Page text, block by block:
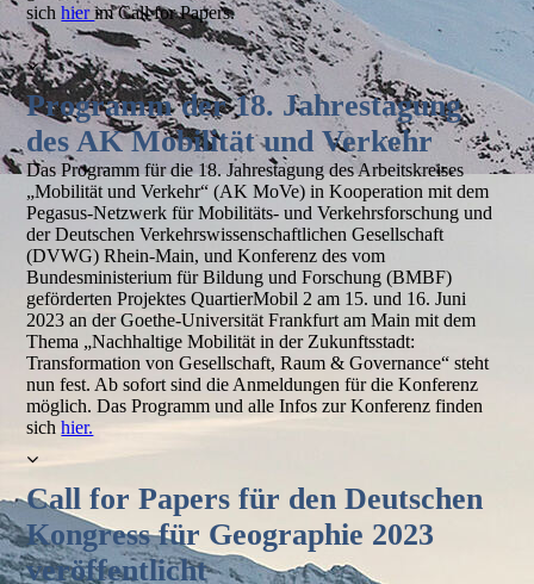
sichhierim Call for Papers.
Programm der 18. Jahrestagung
des AK Mobilität und Verkehr
Das Programm für die 18. Jahrestagung des Arbeitskreises
„Mobilität und Verkehr“ (AK MoVe) in Kooperation mit dem
Pegasus-Netzwerk für Mobilitäts- und Verkehrsforschung und
der Deutschen Verkehrswissenschaftlichen Gesellschaft
(DVWG) Rhein-Main, und Konferenz des vom
Bundesministerium für Bildung und Forschung (BMBF)
geförderten Projektes QuartierMobil 2 am 15. und 16. Juni
2023 an der Goethe-Universität Frankfurt am Main mit dem
Thema „Nachhaltige Mobilität in der Zukunftsstadt:
Transformation von Gesellschaft, Raum & Governance“ steht
nun fest. Ab sofort sind die Anmeldungen für die Konferenz
möglich. Das Programm und alle Infos zur Konferenz finden
sichhier.
Call for Papers für den Deutschen
Kongress für Geographie 2023
veröffentlicht